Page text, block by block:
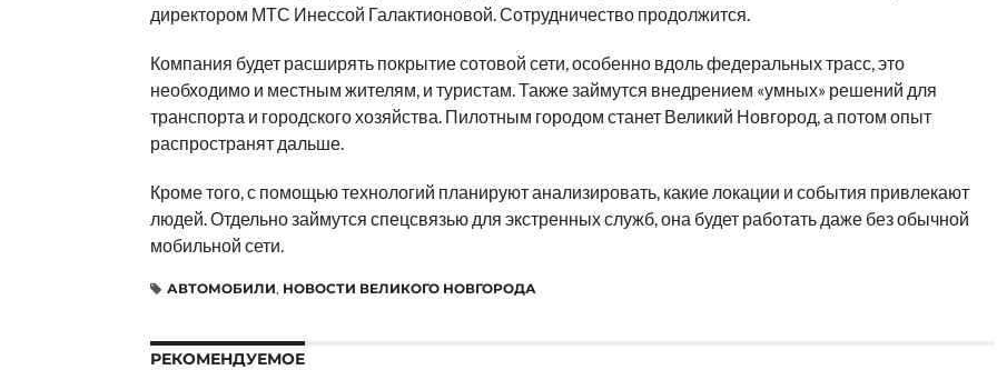
директором МТС Инессой Галактионовой. Сотрудничество продолжится.
Компания будет расширять покрытие сотовой сети, особенно вдоль федеральных трасс, это
необходимо и местным жителям, и туристам. Также займутся внедрением «умных» решений для
транспорта и городского хозяйства. Пилотным городом станет Великий Новгород, а потом опыт
распространят дальше.
Кроме того, с помощью технологий планируют анализировать, какие локации и события привлекают
людей. Отдельно займутся спецсвязью для экстренных служб, она будет работать даже без обычной
мобильной сети.
АВТОМОБИЛИ, НОВОСТИ ВЕЛИКОГО НОВГОРОДА
РЕКОМЕНДУЕМОЕ